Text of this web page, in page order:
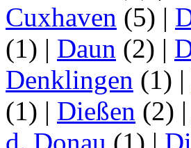
Cuxhaven (5) |
(1) | Daun (2) |
Denklingen (1) |
(1) | Dießen (2) |
d. Donau (1) |